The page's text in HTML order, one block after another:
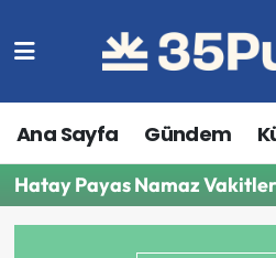
Ana Sayfa Gündem
Hatay Payas Namaz